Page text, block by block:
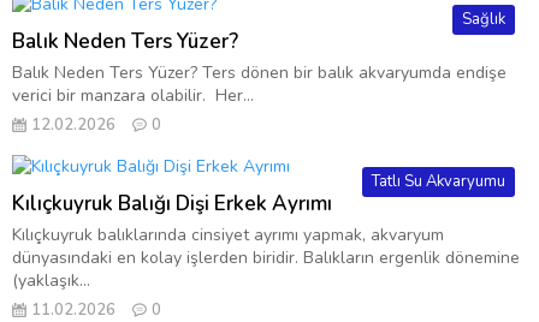
Sağlık
Balık Neden Ters Yüzer?
Balık Neden Ters Yüzer? Ters dönen bir balık akvaryumda endişe
verici bir manzara olabilir. Her...
12.02.2026 0
Tatlı Su Akvaryumu
Kılıçkuyruk Balığı Dişi Erkek Ayrımı
Kılıçkuyruk balıklarında cinsiyet ayrımı yapmak, akvaryum
dünyasındaki en kolay işlerden biridir. Balıkların ergenlik dönemine
(yaklaşık...
11.02.2026 0